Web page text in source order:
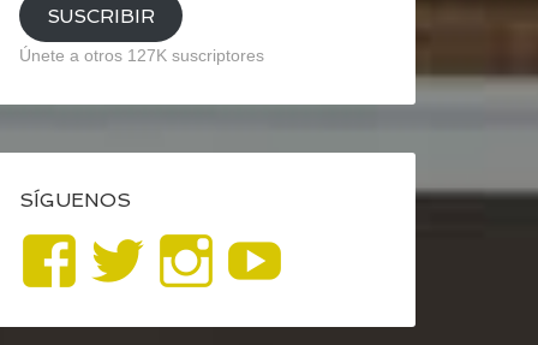
SUSCRIBIR
Únete a otros 127K suscriptores
SÍGUENOS
Ver
perfil
Ver
perfil
Ver
perfil